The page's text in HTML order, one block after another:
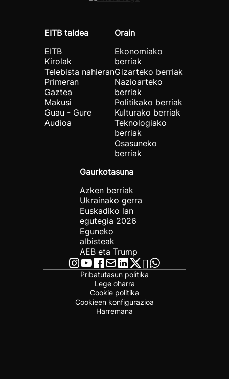
EITB taldea
EITB
Kirolak
Telebista nahieran
Primeran
Gaztea
Makusi
Guau - Gure
Audioa
Orain
Ekonomiako
berriak
Gizarteko berriak
Nazioarteko
berriak
Politikako berriak
Kulturako berriak
Teknologiako
berriak
Osasuneko
berriak
Gaurkotasuna
Azken berriak
Ukrainako gerra
Euskadiko lan
egutegia 2026
Eguneko
albisteak
AEB eta Trump
Pribatutasun politika
Lege oharra
Cookie politika
Cookieen konfigurazioa
Harremana